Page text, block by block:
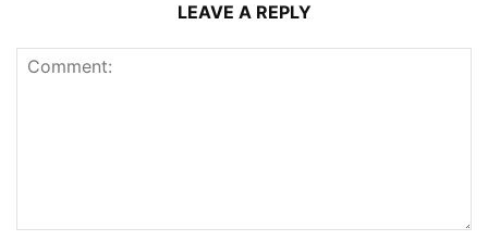
LEAVE A REPLY